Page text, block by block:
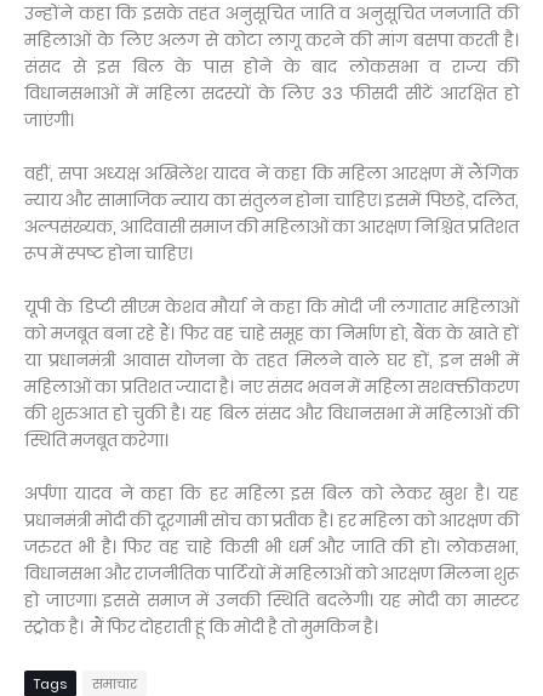
उन्होंने कहा कि इसके तहत अनुसूचित जाति व अनुसूचित जनजाति की
महिलाओं के लिए अलग से कोटा लागू करने की मांग बसपा करती है।
संसद से इस बिल के पास होने के बाद लोकसभा व राज्य की
विधानसभाओं में महिला सदस्यों के लिए 33 फीसदी सीटें आरक्षित हो
जाएंगी।
वहीं, सपा अध्यक्ष अखिलेश यादव ने कहा कि महिला आरक्षण में लैंगिक
न्याय और सामाजिक न्याय का संतुलन होना चाहिए। इसमें पिछड़े, दलित,
अल्पसंख्यक, आदिवासी समाज की महिलाओं का आरक्षण निश्चित प्रतिशत
रूप में स्पष्ट होना चाहिए।
यूपी के डिप्टी सीएम केशव मौर्या ने कहा कि मोदी जी लगातार महिलाओं
को मजबूत बना रहे हैं। फिर वह चाहे समूह का निर्माण हो, बैंक के खाते हों
या प्रधानमंत्री आवास योजना के तहत मिलने वाले घर हों, इन सभी में
महिलाओं का प्रतिशत ज्यादा है। नए संसद भवन में महिला सशक्क्तीकरण
की शुरुआत हो चुकी है। यह बिल संसद और विधानसभा में महिलाओं की
स्थिति मजबूत करेगा।
अर्पणा यादव ने कहा कि हर महिला इस बिल को लेकर खुश है। यह
प्रधानमंत्री मोदी की दूरगामी सोच का प्रतीक है। हर महिला को आरक्षण की
जरुरत भी है। फिर वह चाहे किसी भी धर्म और जाति की हो। लोकसभा,
विधानसभा और राजनीतिक पार्टियों में महिलाओं को आरक्षण मिलना शुरू
हो जाएगा। इससे समाज में उनकी स्थिति बदलेगी। यह मोदी का मास्टर
स्ट्रोक है। मैं फिर दोहराती हूं कि मोदी है तो मुमकिन है।
Tags समाचार